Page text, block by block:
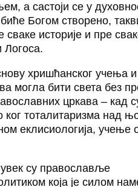
а састоји се у
Богом створено,
историје и пре
Логоса.
хришћанског учења
могла бити света без
цркава – кад
ког тоталитаризма над
еклисиологија, учење
су православље
која је силом